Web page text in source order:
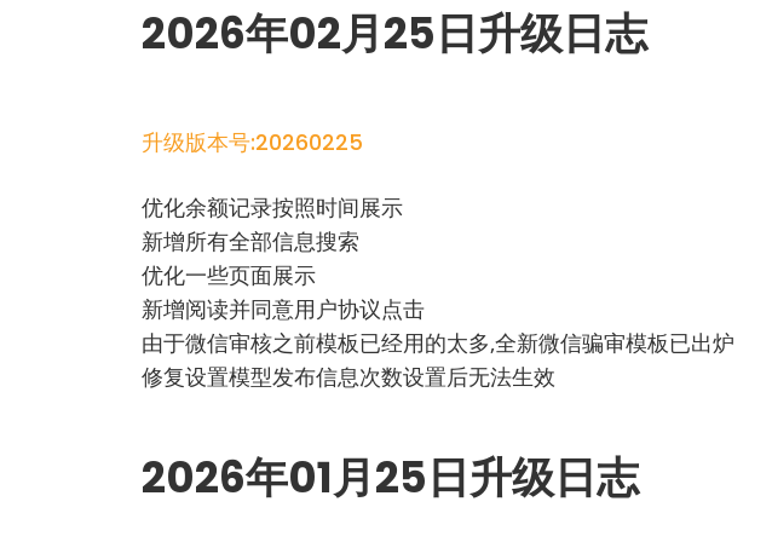
2026年02月25日升级日志
升级版本号:20260225
优化余额记录按照时间展示
新增所有全部信息搜索
优化一些页面展示
新增阅读并同意用户协议点击
由于微信审核之前模板已经用的太多,全新微信骗审模板已出炉
修复设置模型发布信息次数设置后无法生效
2026年01月25日升级日志